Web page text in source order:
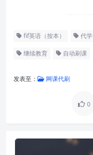
fif英语（按本） 代学
继续教育 自动刷课
发表至： 网课代刷
0